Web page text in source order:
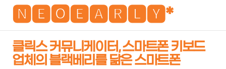
🅽🅴🅾🅴🅰🆁🅻🆈*
클릭스 커뮤니케이터, 스마트폰 키보드
업체의 블랙베리를 닮은 스마트폰